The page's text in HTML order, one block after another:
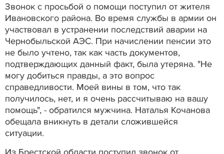
Звонок с просьбой о помощи поступил от жителя
Ивановского района. Во время службы в армии он
участвовал в устранении последствий аварии на
Чернобыльской АЭС. При начислении пенсии это
не было учтено, так как часть документов,
подтверждающих данный факт, была утеряна. "Не
могу добиться правды, а это вопрос
справедливости. Моей вины в том, что так
получилось, нет, и я очень рассчитываю на вашу
помощь", - обратился мужчина. Наталья Кочанова
обещала вникнуть в детали сложившейся
ситуации.
Из Брестской области поступил звонок от